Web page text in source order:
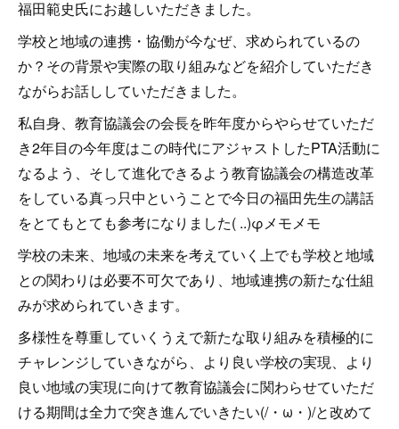
福田範史氏にお越しいただきました。
学校と地域の連携・協働が今なぜ、求められているの
か？その背景や実際の取り組みなどを紹介していただき
ながらお話ししていただきました。
私自身、教育協議会の会長を昨年度からやらせていただ
き2年目の今年度はこの時代にアジャストしたPTA活動に
なるよう、そして進化できるよう教育協議会の構造改革
をしている真っ只中ということで今日の福田先生の講話
をとてもとても参考になりました( ..)φメモメモ
学校の未来、地域の未来を考えていく上でも学校と地域
との関わりは必要不可欠であり、地域連携の新たな仕組
みが求められていきます。
多様性を尊重していくうえで新たな取り組みを積極的に
チャレンジしていきながら、より良い学校の実現、より
良い地域の実現に向けて教育協議会に関わらせていただ
ける期間は全力で突き進んでいきたい(/・ω・)/と改めて